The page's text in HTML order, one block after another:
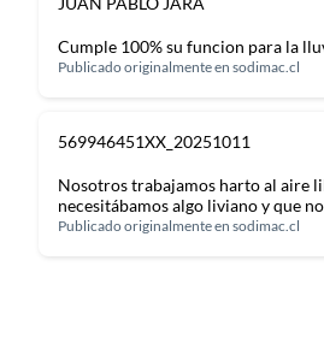
Cumple 100% su funcion para la
Publicado originalmente en sodimac.cl
569946451XX_20251011
Nosotros trabajamos harto al aire
necesitábamos algo liviano y que
Publicado originalmente en sodimac.cl